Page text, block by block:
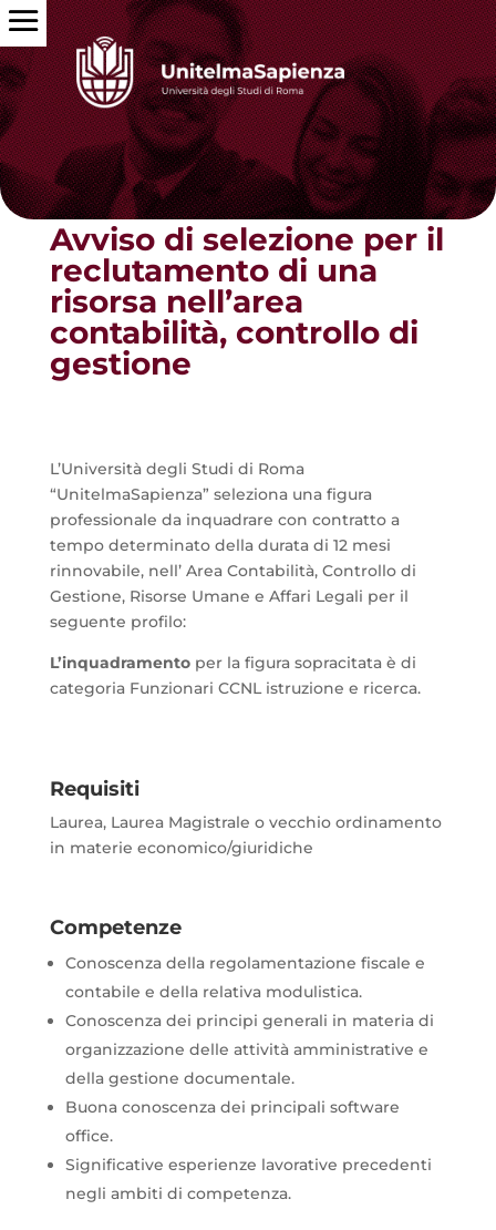
Torna alle news
Avviso di selezione per il
reclutamento di una
risorsa nell’area
contabilità, controllo di
gestione
L’Università degli Studi di Roma
“UnitelmaSapienza” seleziona una figura
professionale da inquadrare con contratto a
tempo determinato della durata di 12 mesi
rinnovabile, nell’ Area Contabilità, Controllo di
Gestione, Risorse Umane e Affari Legali per il
seguente profilo:
L’inquadramento per la figura sopracitata è di
categoria Funzionari CCNL istruzione e ricerca.
Requisiti
Laurea, Laurea Magistrale o vecchio ordinamento
in materie economico/giuridiche
Competenze
Conoscenza della regolamentazione fiscale e
contabile e della relativa modulistica.
Conoscenza dei principi generali in materia di
organizzazione delle attività amministrative e
della gestione documentale.
Buona conoscenza dei principali software
office.
Significative esperienze lavorative precedenti
negli ambiti di competenza.